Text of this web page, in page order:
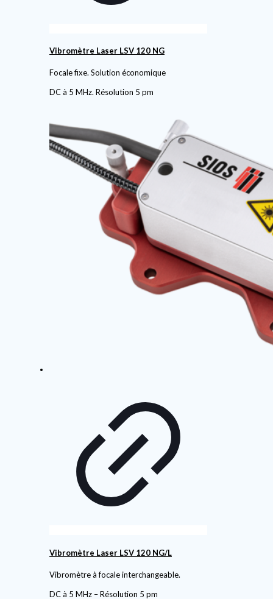
Vibromètre Laser LSV 120 NG
Focale fixe. Solution économique
DC à 5 MHz. Résolution 5 pm
Vibromètre Laser LSV 120 NG/L
Vibromètre à focale interchangeable.
DC à 5 MHz – Résolution 5 pm